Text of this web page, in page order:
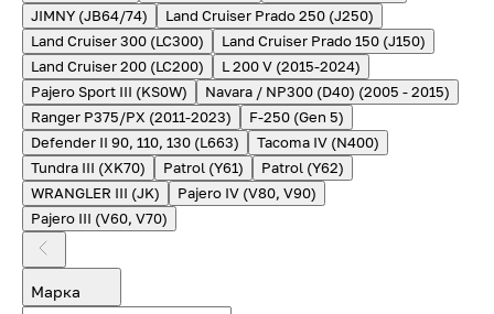
JIMNY (JB64/74)
Land Cruiser Prado 250 (J250)
Land Cruiser 300 (LC300)
Land Cruiser Prado 150 (J150)
Land Cruiser 200 (LC200)
L 200 V (2015-2024)
Pajero Sport III (KS0W)
Navara / NP300 (D40) (2005 - 2015)
Ranger P375/PX (2011-2023)
F-250 (Gen 5)
Defender II 90, 110, 130 (L663)
Tacoma IV (N400)
Tundra III (XK70)
Patrol (Y61)
Patrol (Y62)
WRANGLER III (JK)
Pajero IV (V80, V90)
Pajero III (V60, V70)
Марка